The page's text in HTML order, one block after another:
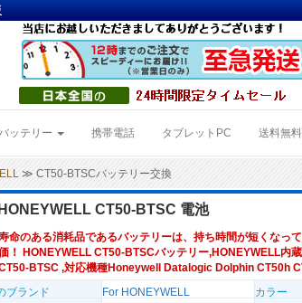
ッテリー 携帯電話 タブレットPC 送料無
≫ CT50-BTSCバッテリー交換
HONEYWELL CT50-BTSC 電池
命のある消耗品であるバッテリーは、持ち時間が短くなっ
！ HONEYWELL CT50-BTSCバッテリー,HONEYWELL内
BTSC ,対応機種Honeywell Datalogic Dolphin CT50h
ブランド
For HONEYWELL カラー